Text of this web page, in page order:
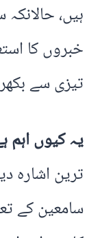
ہیں،
خبروں کا
تیزی سے
یہ کیوں اہم
ترین اشارہ
سامعین کے